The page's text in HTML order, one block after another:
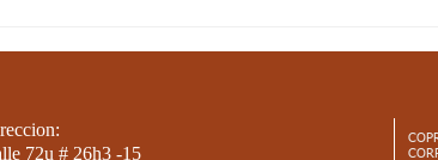
72u # 26h3 -15